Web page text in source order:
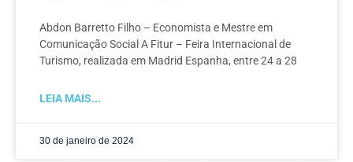
Abdon Barretto Filho – Economista e Mestre em
Comunicação Social A Fitur – Feira Internacional de
Turismo, realizada em Madrid Espanha, entre 24 a 28
LEIA MAIS...
30 de janeiro de 2024